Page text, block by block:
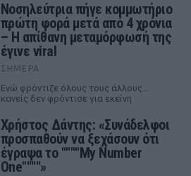
Νοσηλεύτρια πήγε κομμωτήριο
πρώτη φορά μετά από 4 χρόνια
– Η απίθανη μεταμόρφωσή της
έγινε viral
ΣΉΜΕΡΑ
Ενώ φρόντιζε όλους τους άλλους...
κανείς δεν φρόντισε για εκείνη
Χρήστος Δάντης: «Συνάδελφοι
προσπαθούν να ξεχάσουν ότι
έγραψα το """"My Number
One""""»